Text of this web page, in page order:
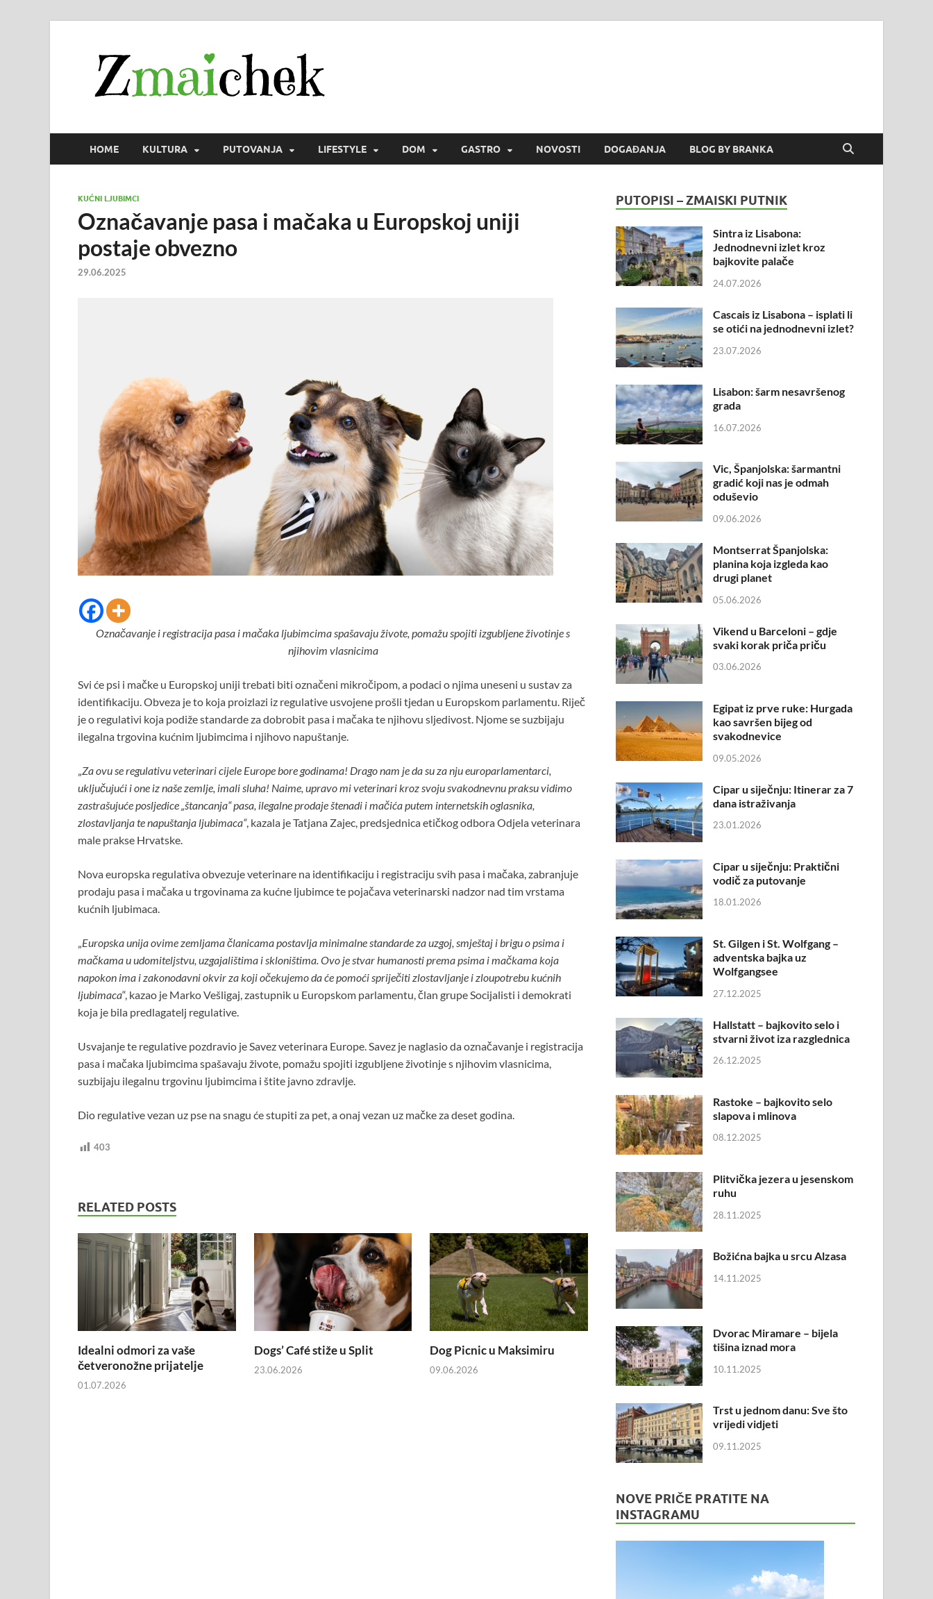
HOME KULTURA PUTOVANJA LIFESTYLE DOM GASTRO NOVOSTI DOGAĐANJA BLOG BY BRANKA
KUĆNI LJUBIMCI
Označavanje pasa i mačaka u Europskoj uniji
postaje obvezno
29.06.2025
Označavanje i registracija pasa i mačaka ljubimcima spašavaju živote, pomažu spojiti izgubljene životinje s
njihovim vlasnicima
Svi će psi i mačke u Europskoj uniji trebati biti označeni mikročipom, a podaci o njima uneseni u sustav za
identifikaciju. Obveza je to koja proizlazi iz regulative usvojene prošli tjedan u Europskom parlamentu. Riječ
je o regulativi koja podiže standarde za dobrobit pasa i mačaka te njihovu sljedivost. Njome se suzbijaju
ilegalna trgovina kućnim ljubimcima i njihovo napuštanje.
„Za ovu se regulativu veterinari cijele Europe bore godinama! Drago nam je da su za nju europarlamentarci,
uključujući i one iz naše zemlje, imali sluha! Naime, upravo mi veterinari kroz svoju svakodnevnu praksu vidimo
zastrašujuće posljedice „štancanja“ pasa, ilegalne prodaje štenadi i mačića putem internetskih oglasnika,
zlostavljanja te napuštanja ljubimaca“, kazala je Tatjana Zajec, predsjednica etičkog odbora Odjela veterinara
male prakse Hrvatske.
Nova europska regulativa obvezuje veterinare na identifikaciju i registraciju svih pasa i mačaka, zabranjuje
prodaju pasa i mačaka u trgovinama za kućne ljubimce te pojačava veterinarski nadzor nad tim vrstama
kućnih ljubimaca.
„Europska unija ovime zemljama članicama postavlja minimalne standarde za uzgoj, smještaj i brigu o psima i
mačkama u udomiteljstvu, uzgajalištima i skloništima. Ovo je stvar humanosti prema psima i mačkama koja
napokon ima i zakonodavni okvir za koji očekujemo da će pomoći spriječiti zlostavljanje i zloupotrebu kućnih
ljubimaca“, kazao je Marko Vešligaj, zastupnik u Europskom parlamentu, član grupe Socijalisti i demokrati
koja je bila predlagatelj regulative.
Usvajanje te regulative pozdravio je Savez veterinara Europe. Savez je naglasio da označavanje i registracija
pasa i mačaka ljubimcima spašavaju živote, pomažu spojiti izgubljene životinje s njihovim vlasnicima,
suzbijaju ilegalnu trgovinu ljubimcima i štite javno zdravlje.
Dio regulative vezan uz pse na snagu će stupiti za pet, a onaj vezan uz mačke za deset godina.
403
RELATED POSTS
Idealni odmori za vaše
četveronožne prijatelje
01.07.2026
Dogs’ Café stiže u Split
23.06.2026
Dog Picnic u Maksimiru
09.06.2026
PUTOPISI – ZMAISKI PUTNIK
Sintra iz Lisabona:
Jednodnevni izlet kroz
bajkovite palače
24.07.2026
Cascais iz Lisabona – isplati li
se otići na jednodnevni izlet?
23.07.2026
Lisabon: šarm nesavršenog
grada
16.07.2026
Vic, Španjolska: šarmantni
gradić koji nas je odmah
oduševio
09.06.2026
Montserrat Španjolska:
planina koja izgleda kao
drugi planet
05.06.2026
Vikend u Barceloni – gdje
svaki korak priča priču
03.06.2026
Egipat iz prve ruke: Hurgada
kao savršen bijeg od
svakodnevice
09.05.2026
Cipar u siječnju: Itinerar za 7
dana istraživanja
23.01.2026
Cipar u siječnju: Praktični
vodič za putovanje
18.01.2026
St. Gilgen i St. Wolfgang –
adventska bajka uz
Wolfgangsee
27.12.2025
Hallstatt – bajkovito selo i
stvarni život iza razglednica
26.12.2025
Rastoke – bajkovito selo
slapova i mlinova
08.12.2025
Plitvička jezera u jesenskom
ruhu
28.11.2025
Božićna bajka u srcu Alzasa
14.11.2025
Dvorac Miramare – bijela
tišina iznad mora
10.11.2025
Trst u jednom danu: Sve što
vrijedi vidjeti
09.11.2025
NOVE PRIČE PRATITE NA
INSTAGRAMU